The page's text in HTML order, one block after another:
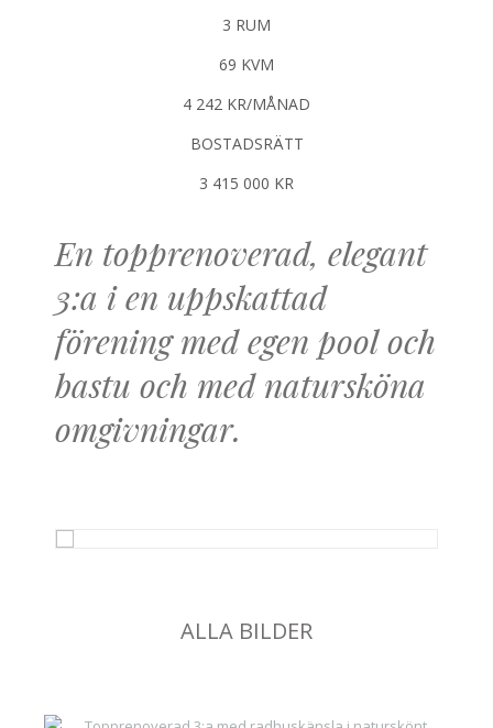
3 RUM
69 KVM
4 242 KR/MÅNAD
BOSTADSRÄTT
3 415 000 KR
En topprenoverad, elegant
3:a i en uppskattad
förening med egen pool och
bastu och med natursköna
omgivningar.
ALLA BILDER